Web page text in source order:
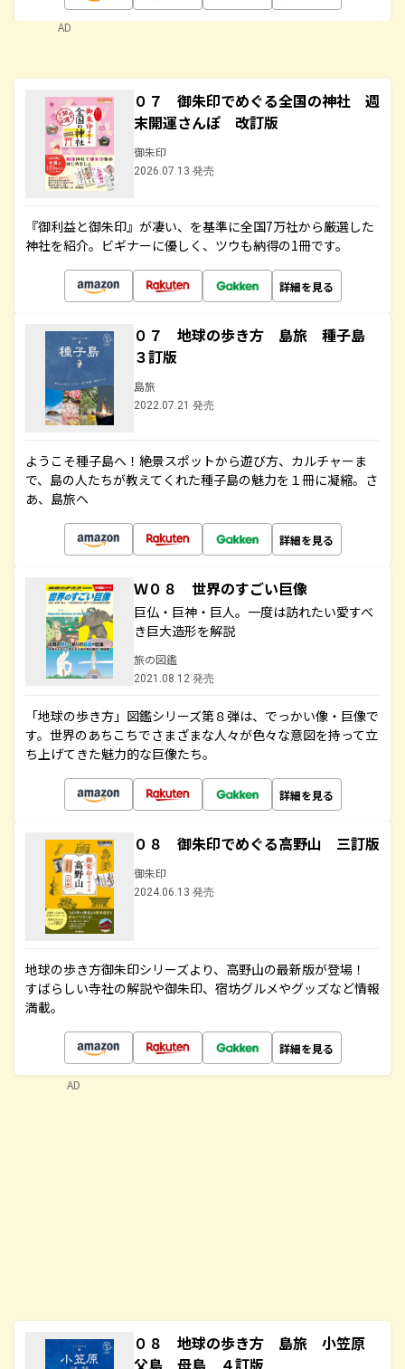
AD
０７ 御朱印でめぐる全国の神社 週
末開運さんぽ 改訂版
御朱印
2026.07.13 発売
『御利益と御朱印』が凄い、を基準に全国7万社から厳選した
神社を紹介。ビギナーに優しく、ツウも納得の1冊です。
詳細を見る
０７ 地球の歩き方 島旅 種子島
３訂版
島旅
2022.07.21 発売
ようこそ種子島へ！絶景スポットから遊び方、カルチャーま
で、島の人たちが教えてくれた種子島の魅力を１冊に凝縮。さ
あ、島旅へ
詳細を見る
Ｗ０８ 世界のすごい巨像
巨仏・巨神・巨人。一度は訪れたい愛すべ
き巨大造形を解説
旅の図鑑
2021.08.12 発売
「地球の歩き方」図鑑シリーズ第８弾は、でっかい像・巨像で
す。世界のあちこちでさまざまな人々が色々な意図を持って立
ち上げてきた魅力的な巨像たち。
詳細を見る
０８ 御朱印でめぐる高野山 三訂版
御朱印
2024.06.13 発売
地球の歩き方御朱印シリーズより、高野山の最新版が登場！
すばらしい寺社の解説や御朱印、宿坊グルメやグッズなど情報
満載。
詳細を見る
０８ 地球の歩き方 島旅 小笠原
父島 母島 ４訂版
AD